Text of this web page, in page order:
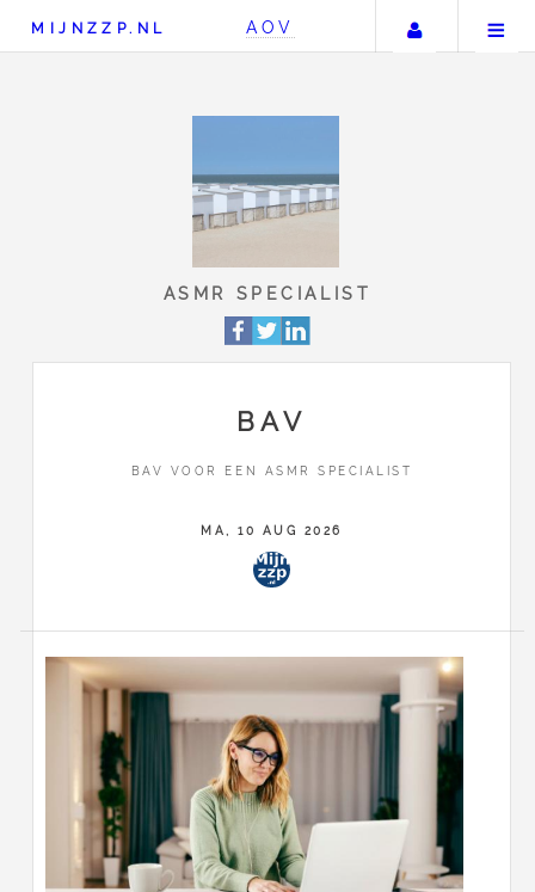
MIJNZZP.NL AOV Uw
ASMR SPECIALIST
BAV
BAV VOOR EEN ASMR SPECIALIST
MA, 10 AUG 2026